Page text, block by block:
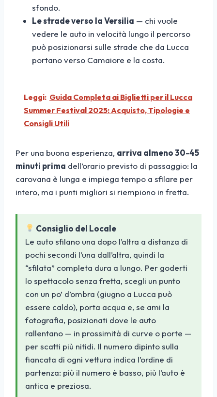
sfondo.
Le strade verso la Versilia — chi vuole
vedere le auto in velocità lungo il percorso
può posizionarsi sulle strade che da Lucca
portano verso Camaiore e la costa.
Leggi: Guida Completa ai Biglietti per il Lucca
Summer Festival 2025: Acquisto, Tipologie e
Consigli Utili
Per una buona esperienza, arriva almeno 30-45
minuti prima dell’orario previsto di passaggio: la
carovana è lunga e impiega tempo a sfilare per
intero, ma i punti migliori si riempiono in fretta.
Consiglio del Locale
Le auto sfilano una dopo l’altra a distanza di
pochi secondi l’una dall’altra, quindi la
“sfilata” completa dura a lungo. Per goderti
lo spettacolo senza fretta, scegli un punto
con un po’ d’ombra (giugno a Lucca può
essere caldo), porta acqua e, se ami la
fotografia, posizionati dove le auto
rallentano — in prossimità di curve o porte —
per scatti più nitidi. Il numero dipinto sulla
fiancata di ogni vettura indica l’ordine di
partenza: più il numero è basso, più l’auto è
antica e preziosa.